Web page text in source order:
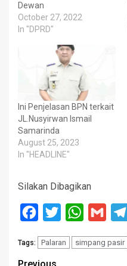
Dewan
October 27, 2022
In "DPRD"
Ini Penjelasan BPN terkait
JL.Nusyirwan Ismail
Samarinda
August 25, 2023
In "HEADLINE"
Silakan Dibagikan
Facebook
Twitter WhatsApp
Gmail
Tags: Palaran simpang pasir